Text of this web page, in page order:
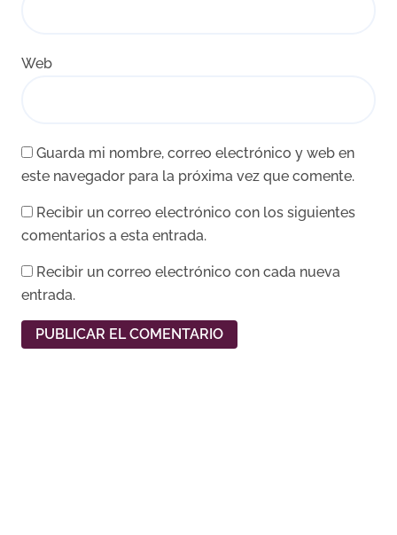
Web
Guarda mi nombre, correo electrónico y web en
este navegador para la próxima vez que comente.
Recibir un correo electrónico con los siguientes
comentarios a esta entrada.
Recibir un correo electrónico con cada nueva
entrada.